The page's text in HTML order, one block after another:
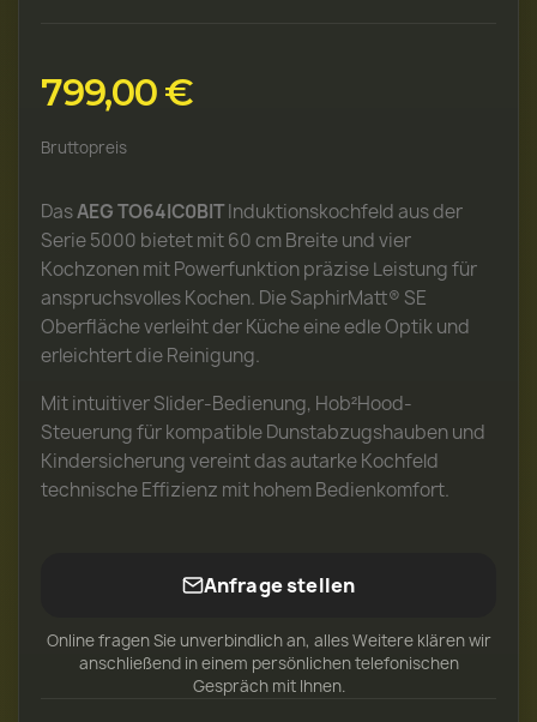
799,00 €
Bruttopreis
DasAEG TO64IC0BITInduktionskochfeld aus der
Serie 5000 bietet mit 60 cm Breite und vier
Kochzonen mit Powerfunktion präzise Leistung für
anspruchsvolles Kochen. Die SaphirMatt® SE
Oberfläche verleiht der Küche eine edle Optik und
erleichtert die Reinigung.
Mit intuitiver Slider-Bedienung, Hob²Hood-
Steuerung für kompatible Dunstabzugshauben und
Kindersicherung vereint das autarke Kochfeld
technische Effizienz mit hohem Bedienkomfort.
Anfrage stellen
Online fragen Sie unverbindlich an, alles Weitere klären wir
anschließend in einem persönlichen telefonischen
Gespräch mit Ihnen.